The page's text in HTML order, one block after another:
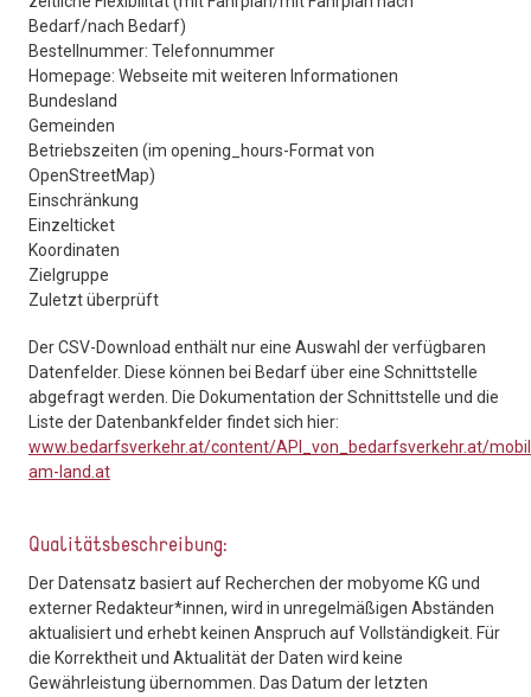
Bedarf/nach Bedarf)
Bestellnummer: Telefonnummer
Homepage: Webseite mit weiteren Informationen
Bundesland
Gemeinden
Betriebszeiten (im opening_hours-Format von
OpenStreetMap)
Einschränkung
Einzelticket
Koordinaten
Zielgruppe
Zuletzt überprüft
Der CSV-Download enthält nur eine Auswahl der verfügbaren
Datenfelder. Diese können bei Bedarf über eine Schnittstelle
abgefragt werden. Die Dokumentation der Schnittstelle und die
Liste der Datenbankfelder findet sich hier:
www.bedarfsverkehr.at/content/API_von_bedarfsverkehr.at/
am-land.at
Qualitätsbeschreibung:
Der Datensatz basiert auf Recherchen der mobyome KG und
externer Redakteur*innen, wird in unregelmäßigen Abständen
aktualisiert und erhebt keinen Anspruch auf Vollständigkeit. Für
die Korrektheit und Aktualität der Daten wird keine
Gewährleistung übernommen. Das Datum der letzten